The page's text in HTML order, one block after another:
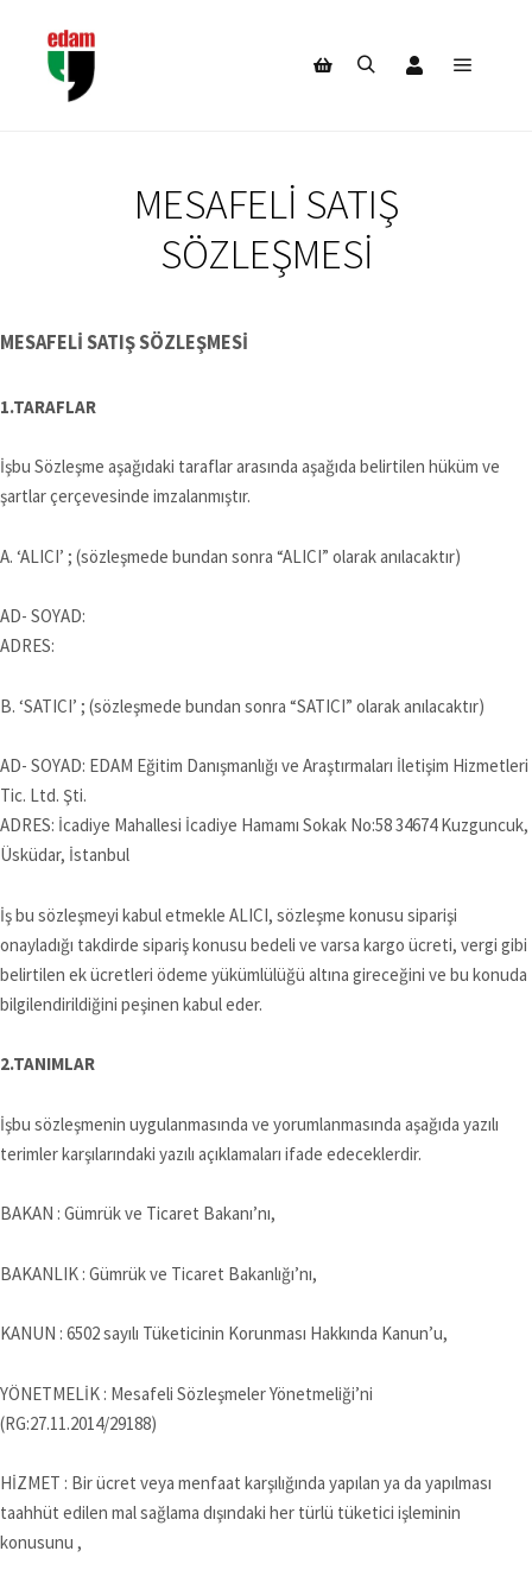
Hesabım
MESAFELI SATIŞ
SÖZLEŞMESI
MESAFELİ SATIŞ SÖZLEŞMESİ
1.TARAFLAR
İşbu Sözleşme aşağıdaki taraflar arasında aşağıda belirtilen hüküm ve
şartlar çerçevesinde imzalanmıştır.
A. ‘ALICI’ ; (sözleşmede bundan sonra “ALICI” olarak anılacaktır)
AD- SOYAD:
ADRES:
B. ‘SATICI’ ; (sözleşmede bundan sonra “SATICI” olarak anılacaktır)
AD- SOYAD: EDAM Eğitim Danışmanlığı ve Araştırmaları İletişim Hizmetleri
Tic. Ltd. Şti.
ADRES: İcadiye Mahallesi İcadiye Hamamı Sokak No:58 34674 Kuzguncuk,
Üsküdar, İstanbul
İş bu sözleşmeyi kabul etmekle ALICI, sözleşme konusu siparişi
onayladığı takdirde sipariş konusu bedeli ve varsa kargo ücreti, vergi gibi
belirtilen ek ücretleri ödeme yükümlülüğü altına gireceğini ve bu konuda
bilgilendirildiğini peşinen kabul eder.
2.TANIMLAR
İşbu sözleşmenin uygulanmasında ve yorumlanmasında aşağıda yazılı
terimler karşılarındaki yazılı açıklamaları ifade edeceklerdir.
BAKAN : Gümrük ve Ticaret Bakanı’nı,
BAKANLIK : Gümrük ve Ticaret Bakanlığı’nı,
KANUN : 6502 sayılı Tüketicinin Korunması Hakkında Kanun’u,
YÖNETMELİK : Mesafeli Sözleşmeler Yönetmeliği’ni
(RG:27.11.2014/29188)
HİZMET : Bir ücret veya menfaat karşılığında yapılan ya da yapılması
taahhüt edilen mal sağlama dışındaki her türlü tüketici işleminin
konusunu ,